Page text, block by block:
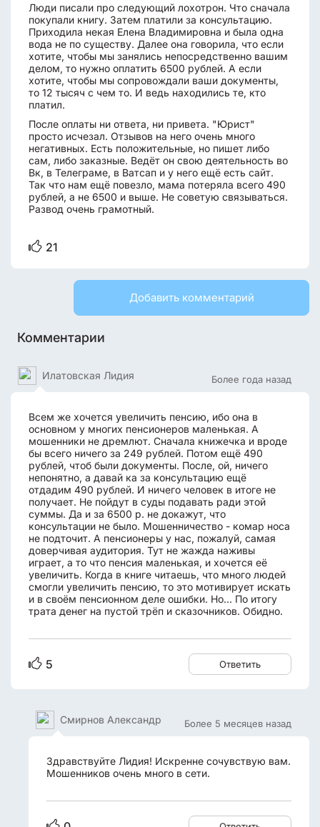
Люди писали про следующий лохотрон. Что сначала
покупали книгу. Затем платили за консультацию.
Приходила некая Елена Владимировна и была одна
вода не по существу. Далее она говорила, что если
хотите, чтобы мы занялись непосредственно вашим
делом, то нужно оплатить 6500 рублей. А если
хотите, чтобы мы сопровождали ваши документы,
то 12 тысяч с чем то. И ведь находились те, кто
платил.
После оплаты ни ответа, ни привета. "Юрист"
просто исчезал. Отзывов на него очень много
негативных. Есть положительные, но пишет либо
сам, либо заказные. Ведёт он свою деятельность во
Вк, в Телеграме, в Ватсап и у него ещё есть сайт.
Так что нам ещё повезло, мама потеряла всего 490
рублей, а не 6500 и выше. Не советую связываться.
Развод очень грамотный.
21
Добавить комментарий
Комментарии
Более года назад
Илатовская Лидия
Всем же хочется увеличить пенсию, ибо она в
основном у многих пенсионеров маленькая. А
мошенники не дремлют. Сначала книжечка и вроде
бы всего ничего за 249 рублей. Потом ещё 490
рублей, чтоб были документы. После, ой, ничего
непонятно, а давай ка за консультацию ещё
отдадим 490 рублей. И ничего человек в итоге не
получает. Не пойдут в суды подавать ради этой
суммы. Да и за 6500 р. не докажут, что
консультации не было. Мошенничество - комар носа
не подточит. А пенсионеры у нас, пожалуй, самая
доверчивая аудитория. Тут не жажда наживы
играет, а то что пенсия маленькая, и хочется её
увеличить. Когда в книге читаешь, что много людей
смогли увеличить пенсию, то это мотивирует искать
и в своём пенсионном деле ошибки. Но... По итогу
трата денег на пустой трёп и сказочников. Обидно.
5 Ответить
Более 5 месяцев назад
Смирнов Александр
Здравствуйте Лидия! Искренне сочувствую вам.
Мошенников очень много в сети.